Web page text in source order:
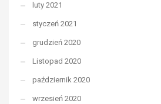
luty 2021
styczeń 2021
grudzień 2020
Listopad 2020
październik 2020
wrzesień 2020